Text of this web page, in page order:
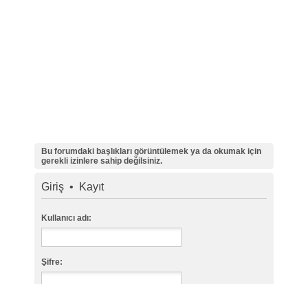
Bu forumdaki başlıkları görüntülemek ya da okumak için
gerekli izinlere sahip değilsiniz.
Giriş• Kayıt
Kullanıcı adı:
Şifre: